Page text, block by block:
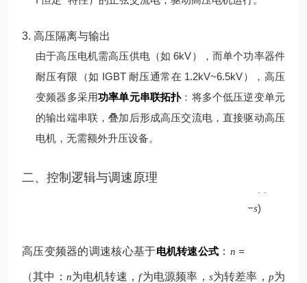
3. 高压隔离与输出
由于高压电机需高压供电（如 6kV），而单个功率器件
耐压有限（如 IGBT 耐压通常在 1.2kV~6.5kV），高压
变频器多采用功率单元串联拓扑：将多个低压逆变单元
的输出端串联，叠加后形成高压交流电，直接驱动高压
电机，无需额外升压设备。
二、控制逻辑与调速原理
高压变频器的调速核心基于电机转速公式 ： n =
−s)
（其中： n为电机转速， f为电源频率， s为转差率， p为